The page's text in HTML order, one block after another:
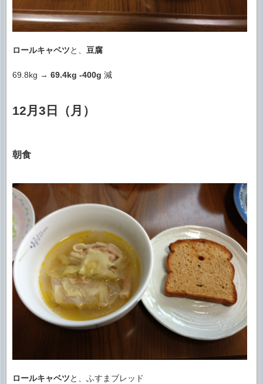
ロールキャベツと、 豆腐
69.8kg → 69.4kg -400g 減
12月3日（月）
朝食
ロールキャベツと、ふすまブレッド